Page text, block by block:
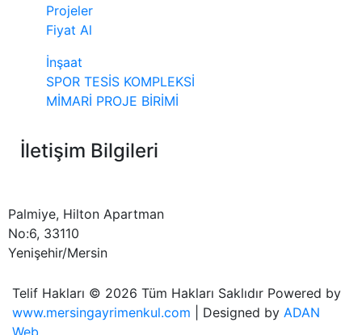
Projeler
Fiyat Al
İnşaat
SPOR TESİS KOMPLEKSİ
MİMARİ PROJE BİRİMİ
İletişim Bilgileri
Palmiye, Hilton Apartman
No:6, 33110
Yenişehir/Mersin
Telif Hakları © 2026 Tüm Hakları Saklıdır Powered by
www.mersingayrimenkul.com | Designed by ADAN
Web